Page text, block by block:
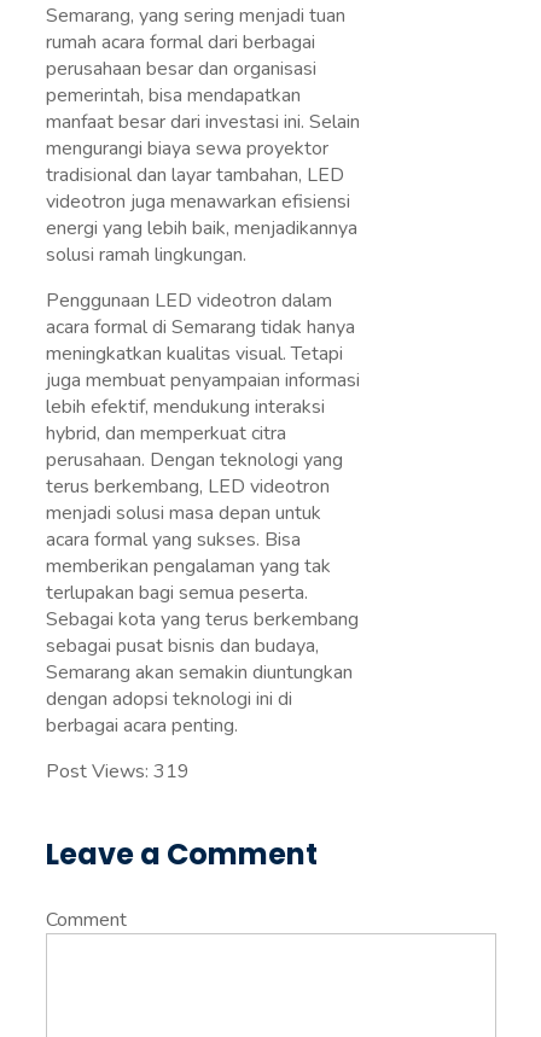
Semarang, yang sering menjadi tuan
rumah acara formal dari berbagai
perusahaan besar dan organisasi
pemerintah, bisa mendapatkan
manfaat besar dari investasi ini. Selain
mengurangi biaya sewa proyektor
tradisional dan layar tambahan, LED
videotron juga menawarkan efisiensi
energi yang lebih baik, menjadikannya
solusi ramah lingkungan.
Penggunaan LED videotron dalam
acara formal di Semarang tidak hanya
meningkatkan kualitas visual. Tetapi
juga membuat penyampaian informasi
lebih efektif, mendukung interaksi
hybrid, dan memperkuat citra
perusahaan. Dengan teknologi yang
terus berkembang, LED videotron
menjadi solusi masa depan untuk
acara formal yang sukses. Bisa
memberikan pengalaman yang tak
terlupakan bagi semua peserta.
Sebagai kota yang terus berkembang
sebagai pusat bisnis dan budaya,
Semarang akan semakin diuntungkan
dengan adopsi teknologi ini di
berbagai acara penting.
Post Views: 319
Leave a Comment
Comment